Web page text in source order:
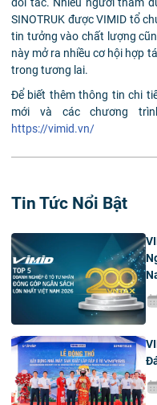
SINOTRUK được VIMID tổ
tin tưởng vào chất lượng
này mở ra nhiều cơ hội hợp
trong tương lai.
Để biết thêm thông tin chi
mới và các chương
https://vimid.vn/
Tin Tức Nổi Bật